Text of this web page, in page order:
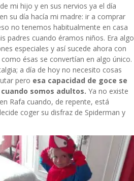
mi hijo y en sus nervios ya el día
su día hacía mi madre: ir a comprar
no tenemos habitualmente en casa
padres cuando éramos niños. Era algo
especiales y así sucede ahora con
ésas se convertían en algo único.
a día de hoy no necesito cosas
pero esa capacidad de goce se
somos adultos. Ya no existe
Rafa cuando, de repente, está
coger su disfraz de Spiderman y